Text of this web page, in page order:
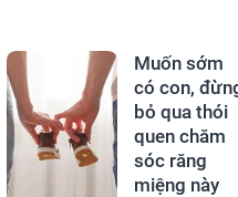
Muốn sớm
có con,
bỏ qua thói
quen chăm
sóc răng
miệng này